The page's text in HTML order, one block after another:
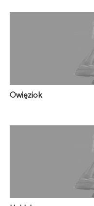
Owięziok